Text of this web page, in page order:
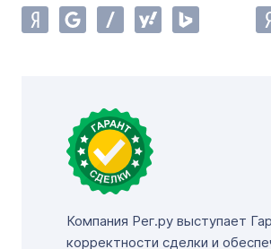
Компания Рег.ру выступает
корректности сделки и